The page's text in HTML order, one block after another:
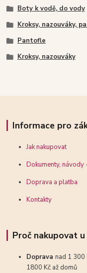
Boty k vodě, do vody
Kroksy, nazouváky,
Pantofle
Kroksy, nazouváky
Informace pro
Jak nakupovat
Dokumenty, návody
Doprava a platba
Kontakty
Proč nakupovat u
Dopravanad 1 300
1800 Kč až domů